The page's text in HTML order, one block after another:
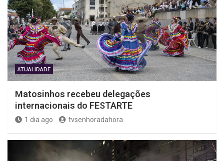
ATUALIDADE
Matosinhos recebeu delegações
internacionais do FESTARTE
1 dia ago tvsenhoradahora